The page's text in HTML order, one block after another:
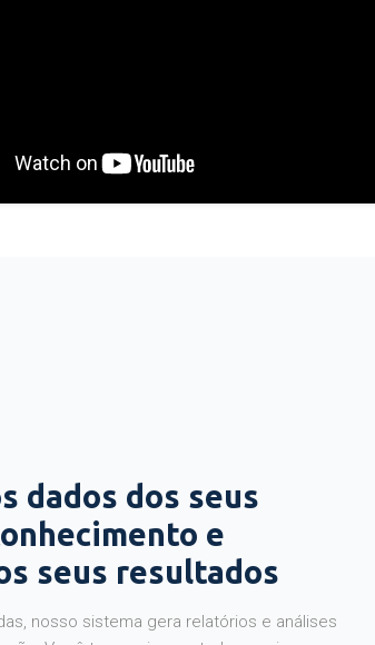
dados dos seus
e
seus resultados
nosso sistema gera relatórios e análises
Você tem maior controle e mais segurança